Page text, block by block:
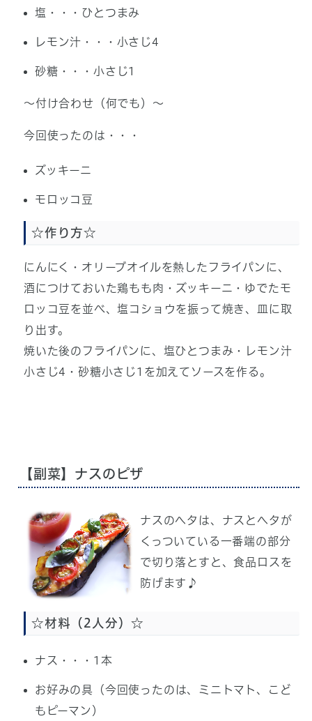
塩・・・ひとつまみ
レモン汁・・・小さじ4
砂糖・・・小さじ1
～付け合わせ（何でも）～
今回使ったのは・・・
ズッキーニ
モロッコ豆
☆作り方☆
にんにく・オリーブオイルを熱したフライパンに、
酒につけておいた鶏もも肉・ズッキーニ・ゆでたモ
ロッコ豆を並べ、塩コショウを振って焼き、皿に取
り出す。
焼いた後のフライパンに、塩ひとつまみ・レモン汁
小さじ4・砂糖小さじ1を加えてソースを作る。
【副菜】ナスのピザ
ナスのヘタは、ナスとヘタが
くっついている一番端の部分
で切り落とすと、食品ロスを
防げます♪
☆材料（2人分）☆
ナス・・・1本
お好みの具（今回使ったのは、ミニトマト、こど
もピーマン）